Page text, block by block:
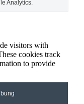
Analytics.
visitors with
cookies track
to provide